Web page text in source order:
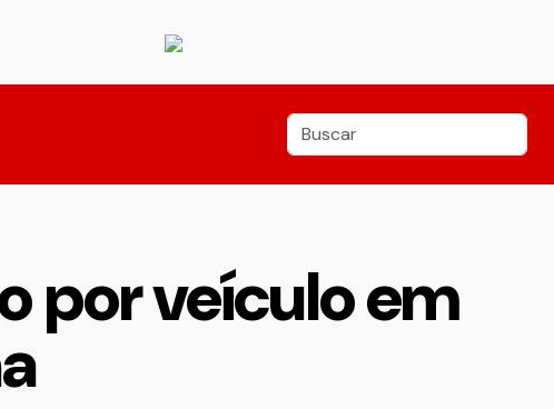
por veículo em